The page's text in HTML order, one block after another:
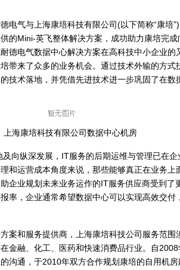
气与上海康培科技有限公司(以下简称“康培
的Mini-英飞整体解决方案，成功助力康培完
德电气数据中心解决方案在高科技中小企业的
带来了众多的业务机会。通过技术外输的方式
技术落地，并凭借先进技术进一步巩固了在数
康培科技有限公司数据中心机房
向纵深发展，IT服务的后期运维与管理已在企
和运营成本角度来说，那些能够真正在业务上
企业规划未来业务运作的IT服务供应商受到了
率，企业通常希望数据中心可以实现高效交付
和服务提供商，上海康培科技公司服务范围
金融、化工、医药和快速消费品行业。自
沟通，于2010年双方合作规划康培的自用机